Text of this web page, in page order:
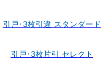
引戸･3枚引違 スタンダード
引戸･3枚片引 セレクト